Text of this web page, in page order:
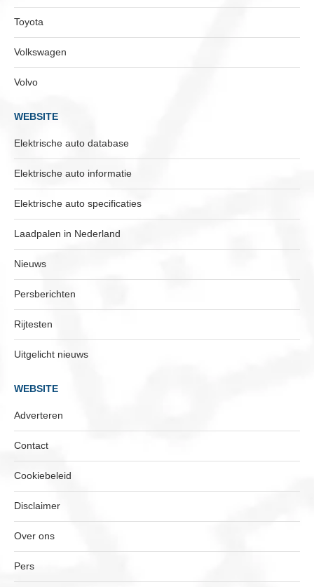
Toyota
Volkswagen
Volvo
WEBSITE
Elektrische auto database
Elektrische auto informatie
Elektrische auto specificaties
Laadpalen in Nederland
Nieuws
Persberichten
Rijtesten
Uitgelicht nieuws
WEBSITE
Adverteren
Contact
Cookiebeleid
Disclaimer
Over ons
Pers